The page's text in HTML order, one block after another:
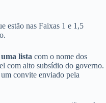
estão nas Faixas 1 e 1,5
lista com o nome dos
com alto subsídio do governo.
um convite enviado pela